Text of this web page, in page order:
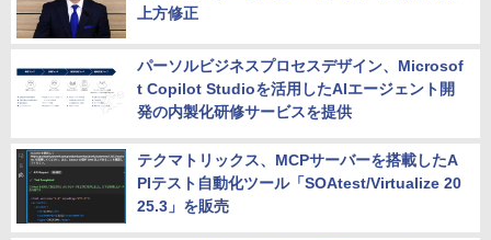
上方修正
パーソルビジネスプロセスデザイン、Microsof
t Copilot Studioを活用したAIエージェント開
発の内製化研修サービスを提供
テクマトリックス、MCPサーバーを搭載したA
PIテスト自動化ツール「SOAtest/Virtualize 20
25.3」を販売